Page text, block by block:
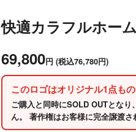
快適カラフルホー
69,800円 (税込76,780円)
このロゴはオリジナル1点もの
ご購入と同時にSOLD OUTとな
ん。 著作権はお客様に完全譲渡さ